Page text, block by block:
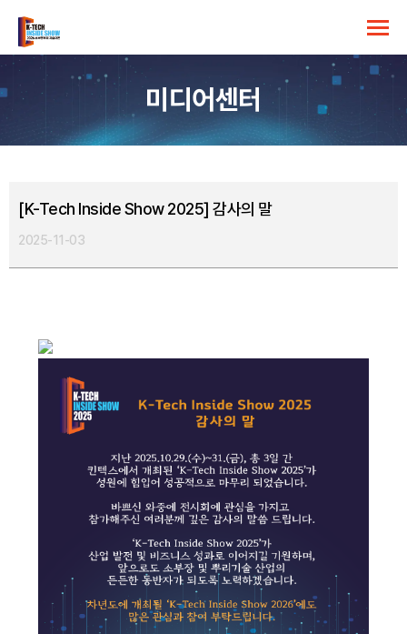
미디어센터
[K-Tech Inside Show 2025] 감사의 말
2025-11-03